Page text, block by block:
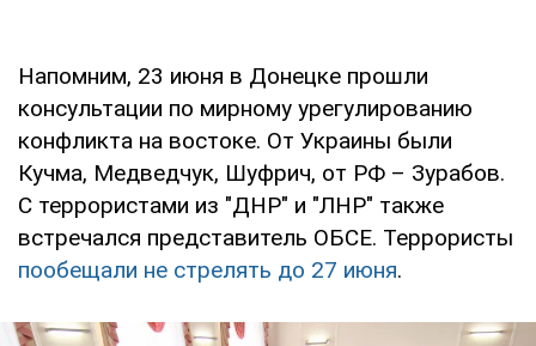
Напомним, 23 июня в Донецке прошли
консультации по мирному урегулированию
конфликта на востоке. От Украины были
Кучма, Медведчук, Шуфрич, от РФ – Зурабов.
С террористами из "ДНР" и "ЛНР" также
встречался представитель ОБСЕ. Террористы
пообещали не стрелять до 27 июня.